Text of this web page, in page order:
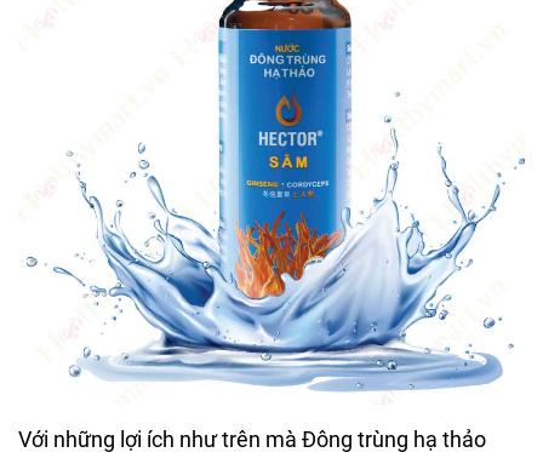
Với những lợi ích như trên mà Đông trùng hạ thảo